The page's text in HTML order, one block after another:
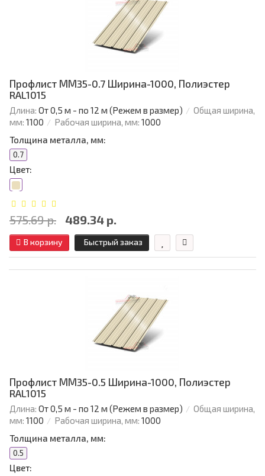
Профлист ММ35-0.7 Ширина-1000, Полиэстер
RAL1015
Длина: От 0,5 м - по 12 м (Режем в размер)
Общая ширина,
мм: 1100 Рабочая ширина, мм: 1000
Толщина металла, мм:
0.7
Цвет:
575.69 р. 489.34 р.
В корзину Быстрый заказ
Профлист ММ35-0.5 Ширина-1000, Полиэстер
RAL1015
Длина: От 0,5 м - по 12 м (Режем в размер)
Общая ширина,
мм: 1100 Рабочая ширина, мм: 1000
Толщина металла, мм:
0.5
Цвет: